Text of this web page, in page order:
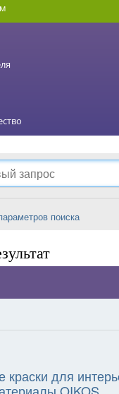
поиска
краски для